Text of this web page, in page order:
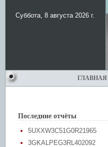
Суббота, 8 августа 2026 г.
ГЛАВНАЯ
Последние отчёты
5UXXW3C51G0R21965
3GKALPEG3RL402092